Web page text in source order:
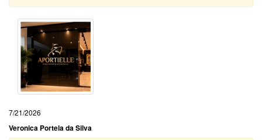
7/21/2026
Veronica Portela da Silva